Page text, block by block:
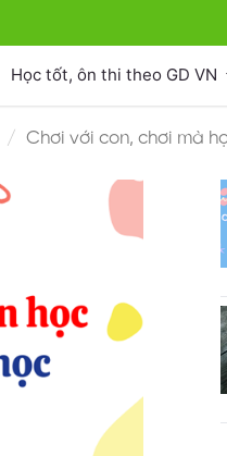
Học tốt, ôn thi theo GD VN
Chơi với con, chơi mà